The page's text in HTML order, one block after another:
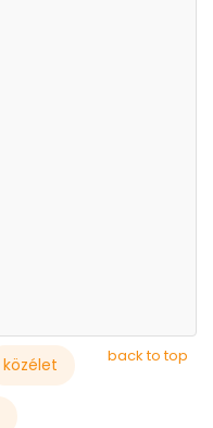
back to top
közélet